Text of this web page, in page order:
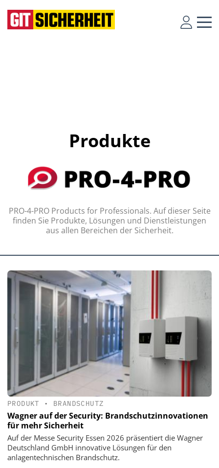
Produkte
PRO-4-PRO Products for Professionals. Auf dieser Seite
finden Sie Produkte, Lösungen und Dienstleistungen
aus allen Bereichen der Sicherheit.
PRODUKT • BRANDSCHUTZ
Wagner auf der Security: Brandschutzinnovationen
für mehr Sicherheit
Auf der Messe Security Essen 2026 präsentiert die Wagner
Deutschland GmbH innovative Lösungen für den
anlagentechnischen Brandschutz.